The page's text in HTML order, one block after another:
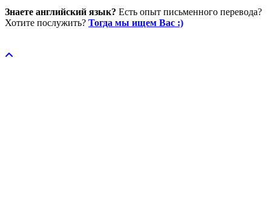
Знаете английский язык? Есть опыт письменного перевода?
Хотите послужить? Тогда мы ищем Вас :)